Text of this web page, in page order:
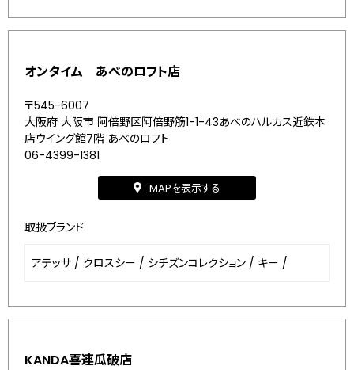
オンタイム あべのロフト店
〒545-6007
大阪府 大阪市 阿倍野区阿倍野筋1-1-43あべのハルカス近鉄本
店ウイング館7階 あべのロフト
06-4399-1381
MAPを表示する
取扱ブランド
アテッサ / クロスシー / シチズンコレクション / キー /
KANDA喜連瓜破店